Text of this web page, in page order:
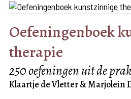
Oefeningenboek
therapie
250 oefeningen uit de
Klaartje de Vletter & Marjolein